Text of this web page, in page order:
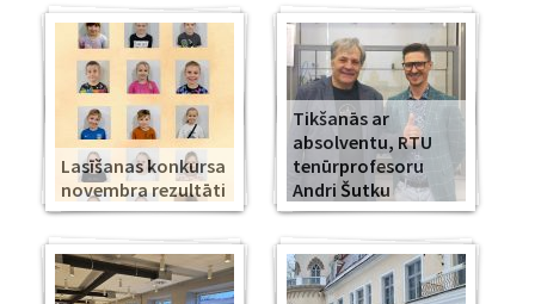
Lasīšanas konkursa
novembra rezultāti
Tikšanās ar
absolventu, RTU
tenūrprofesoru
Andri Šutku